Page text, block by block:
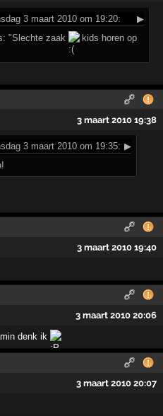
3 maart 2010 om 19:20:
▶
"Slechte zaak
kids horen op
3 maart 2010 19:38
3 maart 2010 om 19:35: ▶
3 maart 2010 19:40
3 maart 2010 20:06
denk ik
3 maart 2010 20:07